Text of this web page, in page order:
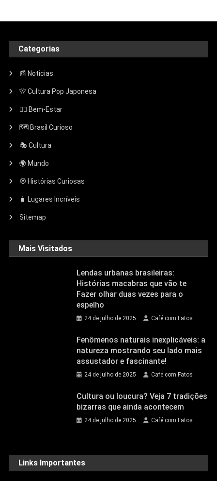
Categorias
📰 Noticias
🎌 Cultura Pop Japonesa
🧘‍♀️ Bem-Estar
🗺️ Brasil Curioso
🎭 Cultura
🌍 Mundo
🧭 Histórias Curiosas
🧳 Lugares Incríveis
Sitemap
Mais Visitados
Lendas urbanas brasileiras:
Histórias macabras que vão te
Fazer olhar duas vezes para o
espelho
24 de julho de 2025 Café com Fatos
Fenômenos naturais inexplicáveis: a
natureza mostrando seu lado mais
assustador e fascinante!
24 de julho de 2025 Café com Fatos
Cultura ou loucura? Veja 7 tradições
bizarras que ainda acontecem
24 de julho de 2025 Café com Fatos
Links Importantes